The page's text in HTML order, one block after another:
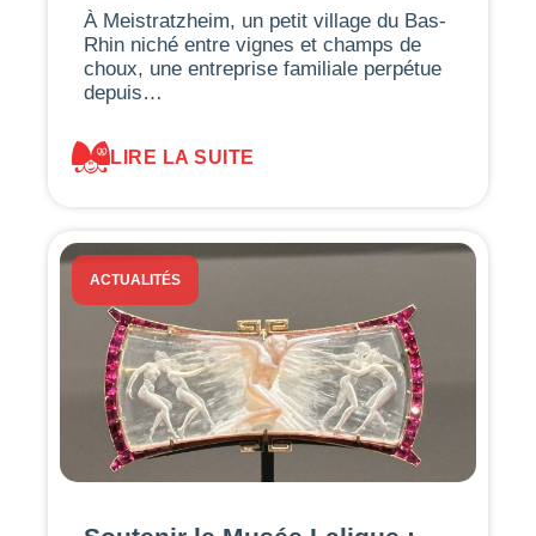
À Meistratzheim, un petit village du Bas-
Rhin niché entre vignes et champs de
choux, une entreprise familiale perpétue
depuis…
LIRE LA SUITE
ACTUALITÉS